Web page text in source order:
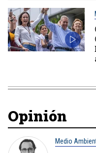
Opinión
Medio